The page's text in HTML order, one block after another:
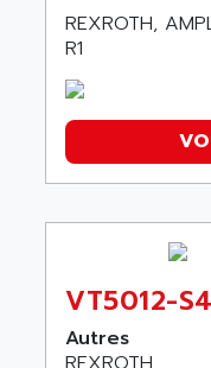
REXROTH,
R1
VT5012-
Autres